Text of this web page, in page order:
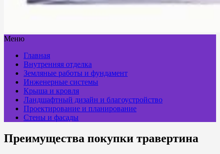
Меню
Главная
Внутренняя отделка
Земляные работы и фундамент
Инженерные системы
Крыша и кровля
Ландшафтный дизайн и благоустройство
Проектирование и планирование
Стены и фасады
Преимущества покупки травертина